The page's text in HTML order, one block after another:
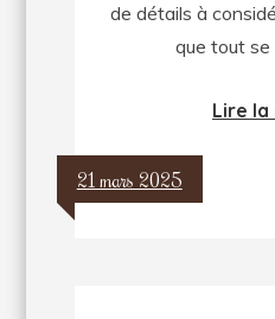
de détails à
que tout
Lire la
21 mars 2025